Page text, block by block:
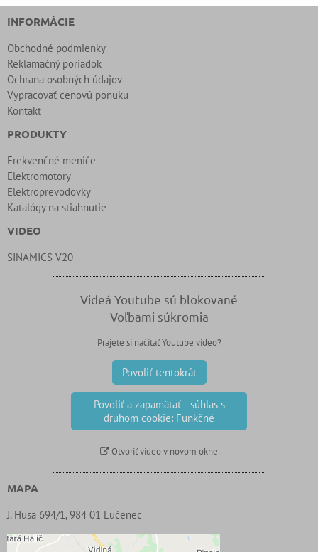
INFORMÁCIE
Obchodné podmienky
Reklamačný poriadok
Ochrana osobných údajov
Vypracovať cenovú ponuku
Kontakt
PRODUKTY
Frekvenčné meniče
Elektromotory
Elektroprevodovky
Katalógy na stiahnutie
VIDEO
SINAMICS V20
Videá Youtube sú blokované
Voľbami súkromia
Prajete si načítať Youtube video?
Povoliť tentokrát
Povoliť a zapamätať - súhlas s
druhom cookie: Funkčné
Otvoriť video v novom okne
MAPA
J. Husa 694/1, 984 01 Lučenec